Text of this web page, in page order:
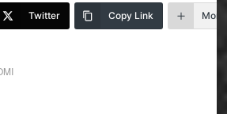
Twitter Copy Link More